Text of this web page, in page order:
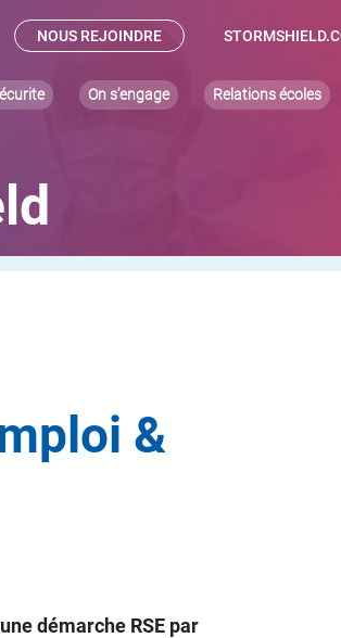
NOUS REJOINDRE
On s’engage Relations écoles
&
démarche RSE par